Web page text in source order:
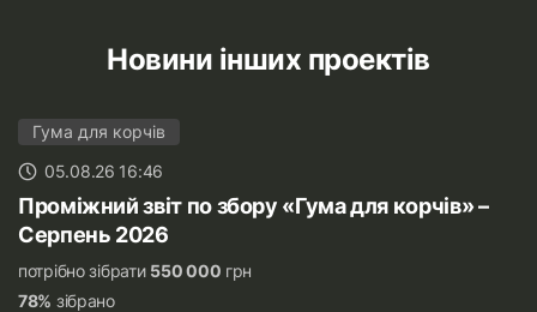
Новини інших проектів
Гума для корчів
05.08.26 16:46
Проміжний звіт по збору «Гума для корчів» –
Серпень 2026
потрібно зібрати 550 000 грн
78% зібрано